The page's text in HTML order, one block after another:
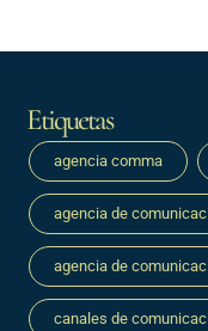
Etiquetas
agencia comma
agencia de
agencia de
canales de